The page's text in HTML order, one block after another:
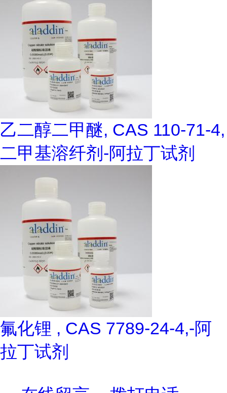
乙二醇二甲醚, CAS 110-71-4,
二甲基溶纤剂-阿拉丁试剂
氟化锂 , CAS 7789-24-4,-阿
拉丁试剂